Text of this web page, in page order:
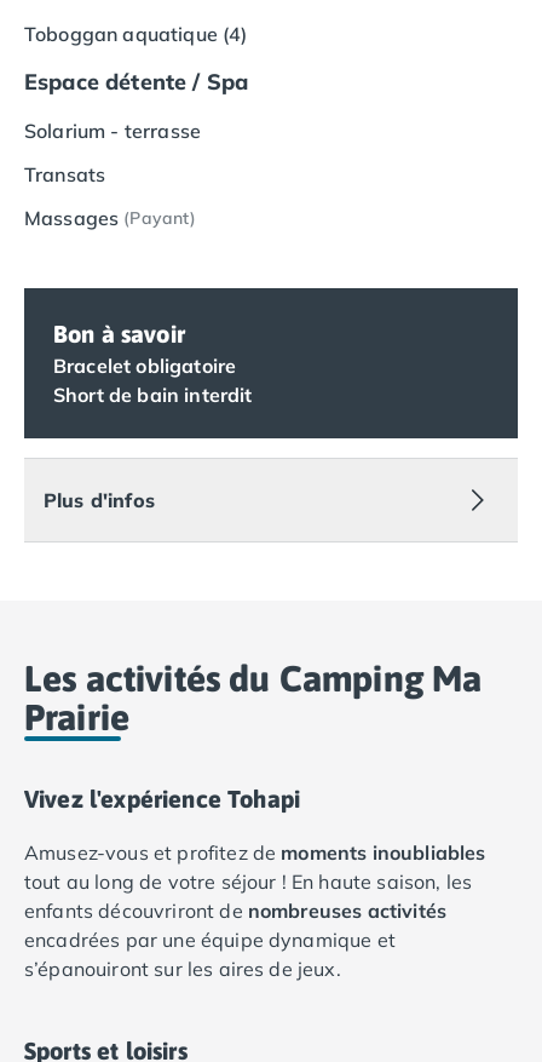
Camping Argelès-sur-Mer
Camping Canet-en-Roussillon
Camping Collioure
Camping Le Barcarès
Camping Saint-Cyprien
Camping Limousin
Camping Midi-Pyrénées
Camping Aveyron
Camping Millau
Camping Lot
Camping Lot-et-Garonne
Camping Boulogne-sur-Mer
Camping Le Portel
Camping Le Touquet
Camping Pays de la Loire
Camping Guerande
Camping La Baule-Escoublac
Camping La Turballe
Camping Nantes
Camping Pornic
Toboggan aquatique (4)
Espace détente / Spa
Solarium - terrasse
Transats
Massages (Payant)
Bon à savoir
Bracelet obligatoire
Short de bain interdit
Plus d'infos
Les activités du Camping Ma
Prairie
Vivez l'expérience Tohapi
Amusez-vous et profitez de moments inoubliables
tout au long de votre séjour ! En haute saison, les
enfants découvriront de nombreuses activités
encadrées par une équipe dynamique et
s’épanouiront sur les aires de jeux.
une bibliothèque cosy et une salle TV pour un
Sports et loisirs
jeux